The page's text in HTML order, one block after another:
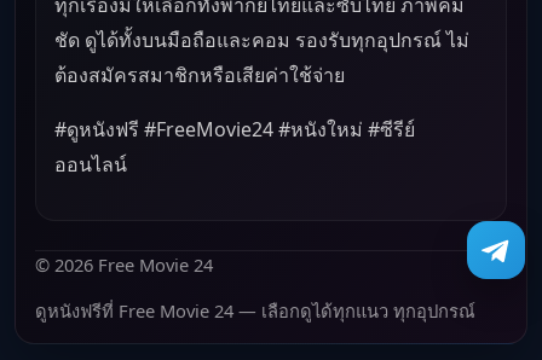
ชัด ดูได้ทั้งบนมือถือและคอม รองรับทุกอุปกรณ์ ไม่
ต้องสมัครสมาชิกหรือเสียค่าใช้จ่าย
#ดูหนังฟรี #FreeMovie24 #หนังใหม่ #ซีรีย์
ออนไลน์
© 2026 Free Movie 24
ดูหนังฟรีที่ Free Movie 24 — เลือกดูได้ทุกแนว ทุกอุปกรณ์